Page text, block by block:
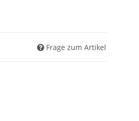
Frage zum Artikel